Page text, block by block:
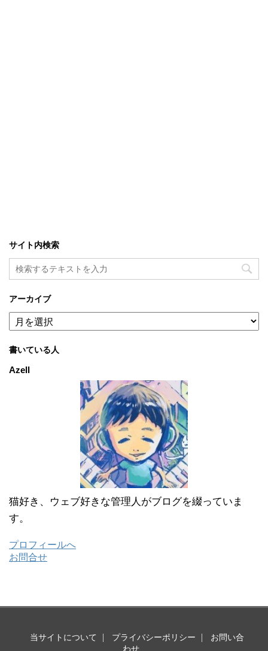
サイト内検索
アーカイブ
ア
ー
イ
ブ
書いている人
Azell
猫好き、ウェブ好きな管理人がブログを綴っていま
す。
プロフィールへ
お問合せ
当サイトについて プライバシーポリシー
お問い合
わせ